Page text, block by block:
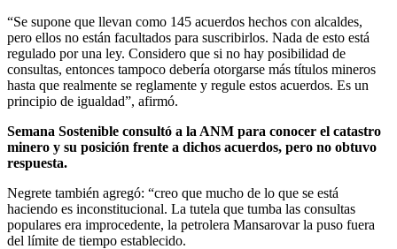
“Se supone que llevan como 145 acuerdos hechos con alcaldes,
pero ellos no están facultados para suscribirlos. Nada de esto está
regulado por una ley. Considero que si no hay posibilidad de
consultas, entonces tampoco debería otorgarse más títulos mineros
hasta que realmente se reglamente y regule estos acuerdos. Es un
principio de igualdad”, afirmó.
Semana Sostenible consultó a la ANM para conocer el catastro
minero y su posición frente a dichos acuerdos, pero no obtuvo
respuesta.
Negrete también agregó: “creo que mucho de lo que se está
haciendo es inconstitucional. La tutela que tumba las consultas
populares era improcedente, la petrolera Mansarovar la puso fuera
del límite de tiempo establecido.